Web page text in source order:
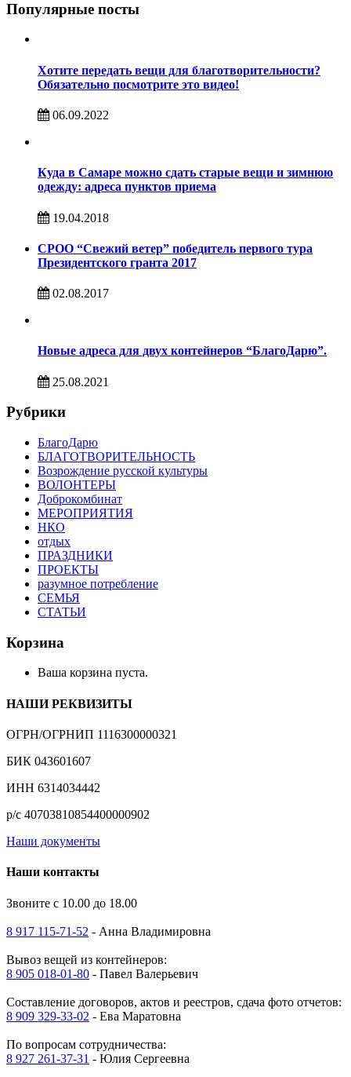
Популярные посты
Хотите передать вещи для благотворительности?
Обязательно посмотрите это видео!
06.09.2022
Куда в Самаре можно сдать старые вещи и зимнюю
одежду: адреса пунктов приема
19.04.2018
СРОО “Свежий ветер” победитель первого тура
Президентского гранта 2017
02.08.2017
Новые адреса для двух контейнеров “БлагоДарю”.
25.08.2021
Рубрики
БлагоДарю
БЛАГОТВОРИТЕЛЬНОСТЬ
Возрождение русской культуры
ВОЛОНТЕРЫ
Доброкомбинат
МЕРОПРИЯТИЯ
НКО
отдых
ПРАЗДНИКИ
ПРОЕКТЫ
разумное потребление
СЕМЬЯ
СТАТЬИ
Корзина
Ваша корзина пуста.
НАШИ РЕКВИЗИТЫ
ОГРН/ОГРНИП 1116300000321
БИК 043601607
ИНН 6314034442
р/с 40703810854400000902
Наши документы
Наши контакты
Звоните с 10.00 до 18.00
8 917 115-71-52 - Анна Владимировна
Вывоз вещей из контейнеров:
8 905 018-01-80 - Павел Валерьевич
Составление договоров, актов и реестров, сдача фото отчетов:
8 909 329-33-02 - Ева Маратовна
По вопросам сотрудничества:
8 927 261-37-31 - Юлия Сергеевна